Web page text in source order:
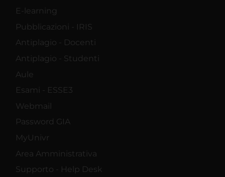
E-learning
Pubblicazioni - IRIS
Antiplagio - Docenti
Antiplagio - Studenti
Aule
Esami - ESSE3
Webmail
Password GIA
MyUnivr
Area Amministrativa
Supporto - Help Desk